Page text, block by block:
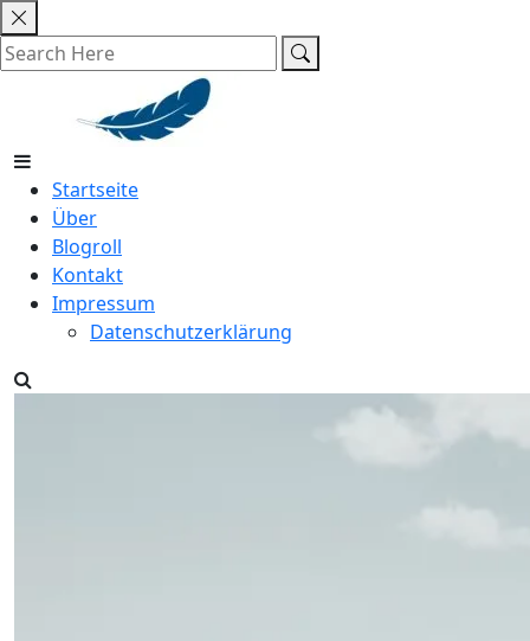
Skip
to
content
Startseite
Über
Blogroll
Kontakt
Impressum
Datenschutzerklärung